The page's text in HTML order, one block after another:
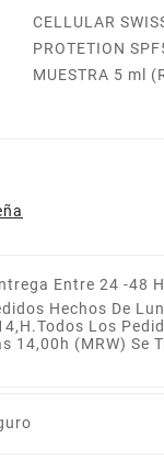
CELLULAR
PROTETION
MUESTRA 5 ml
Entre 24 -48
Hechos De
Los
14,00h (MRW) Se